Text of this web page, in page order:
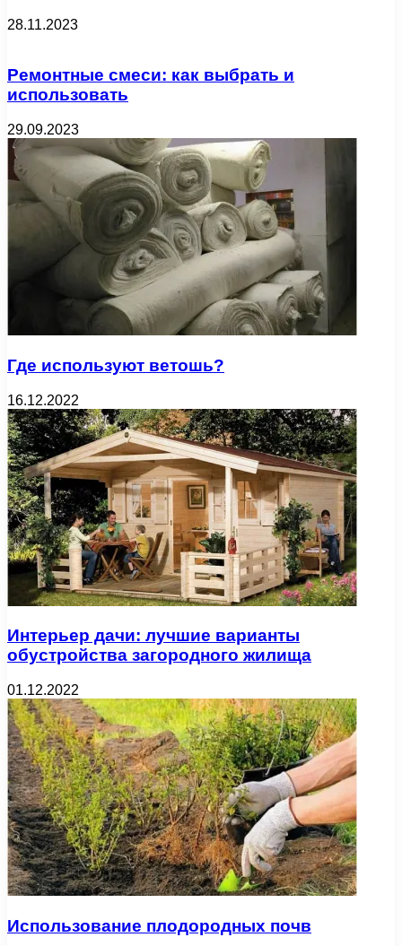
28.11.2023
Ремонтные смеси: как выбрать и
использовать
29.09.2023
Где используют ветошь?
16.12.2022
Интерьер дачи: лучшие варианты
обустройства загородного жилища
01.12.2022
Использование плодородных почв